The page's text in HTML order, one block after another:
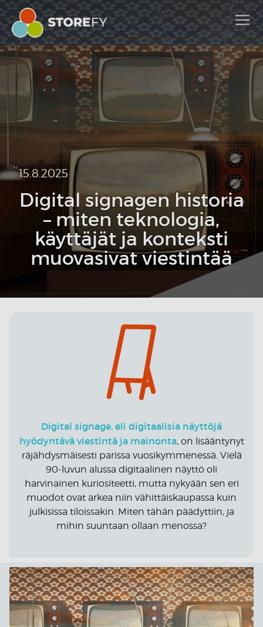
15.8.2025
Digital signagen historia
– miten teknologia,
käyttäjät ja konteksti
muovasivat viestintää
Digital signage, eli digitaalisia näyttöjä
hyödyntävä viestintä ja mainonta, on lisääntynyt
räjähdysmäisesti parissa vuosikymmenessä. Vielä
90-luvun alussa digitaalinen näyttö oli
harvinainen kuriositeetti, mutta nykyään sen eri
muodot ovat arkea niin vähittäiskaupassa kuin
julkisissa tiloissakin. Miten tähän päädyttiin, ja
mihin suuntaan ollaan menossa?